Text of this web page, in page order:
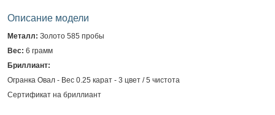
Описание модели
Металл: Золото 585 пробы
Вес: 6 грамм
Бриллиант:
Огранка Овал - Вес 0.25 карат - 3 цвет / 5 чистота
Сертификат на бриллиант